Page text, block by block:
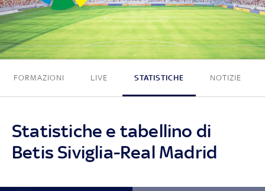
2 - 1
FORMAZIONI LIVE STATISTICHE NOTIZIE
Statistiche e tabellino di
Betis Siviglia-Real Madrid